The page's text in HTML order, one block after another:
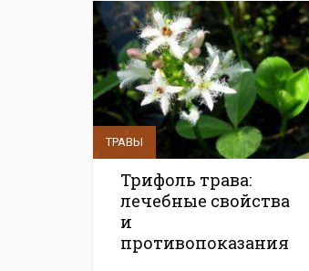
ТРАВЫ
Трифоль трава:
лечебные свойства
и
противопоказания